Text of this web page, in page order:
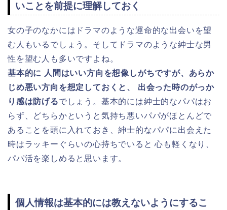
いことを前提に理解しておく
女の子のなかにはドラマのような運命的な出会いを望
む人もいるでしょう。そしてドラマのような紳士な男
性を望む人も多いですよね。
基本的に 人間はいい方向を想像しがちですが、あらか
じめ悪い方向を想定しておくと、 出会った時のがっか
り感は防げるでしょう。基本的には紳士的なパパはお
らず、どちらかというと気持ち悪いパパがほとんどで
あることを頭に入れておき、紳士的なパパに出会えた
時はラッキーぐらいの心持ちでいると 心も軽くなり、
パパ活を楽しめると思います。
個人情報は基本的には教えないようにするこ